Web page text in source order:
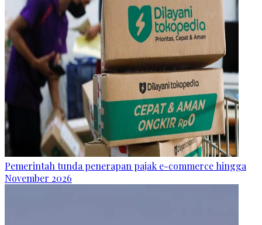
Pemerintah tunda penerapan pajak e-commerce hingga
November 2026